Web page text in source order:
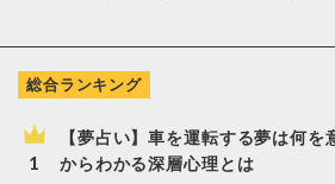
総合ランキング
【夢占い】車を運転する夢は何
からわかる深層心理とは